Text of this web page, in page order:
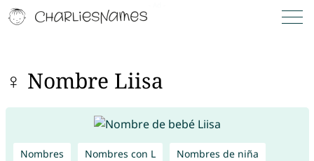
♀ Nombre Liisa
Nombres Nombres con L Nombres de niña